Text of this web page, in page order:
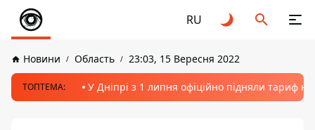
RU
Новини Область 23:03, 15 Вересня 2022
ТОПТЕМА: У Дніпрі з 1 липня офіційно підняли тариф